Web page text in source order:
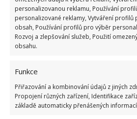
personalizovanou reklamu, Používání
personalizované reklamy, Vytváření
obsah, Používání profilů pro výběr
Rozvoj a zlepšování služeb, Použití
obsahu.
Funkce
Přiřazování a kombinování údajů z jiných
Propojení různých zařízení, Identifikace
základě automaticky přenášených
jednoduše pokrájejte na menší
trouby usušit. Později je
si uschovejte. Jednou za čas
ke kořenům a zkombinujte se